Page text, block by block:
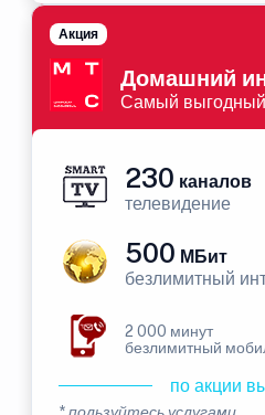
Домашний
Самый
Акция
230 каналов
телевидение
500 МБит
безлимитный
2 000 минут
безлимитный
по акции
* пользуйтесь услугами